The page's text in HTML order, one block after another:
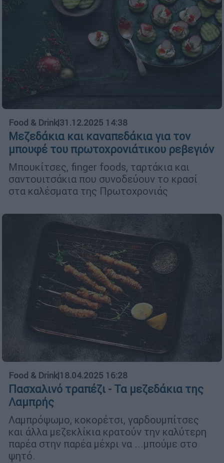
Food & Drink|31.12.2025 14:38
Μεζεδάκια και καναπεδάκια για τον
μπουφέ του πρωτοχρονιάτικου ρεβεγιόν
Μπουκίτσες, finger foods, ταρτάκια και
σαντουιτσάκια που συνοδεύουν το κρασί
στα καλέσματα της Πρωτοχρονιάς
Food & Drink|18.04.2025 16:28
Πασχαλινό τραπέζι - Τα μεζεδάκια της
Λαμπρής
Λαμπρόψωμο, κοκορέτσι, γαρδουμπίτσες
και άλλα μεζεκλίκια κρατούν την καλύτερη
παρέα στην παρέα μέχρι να ...μπούμε στο
ψητό.